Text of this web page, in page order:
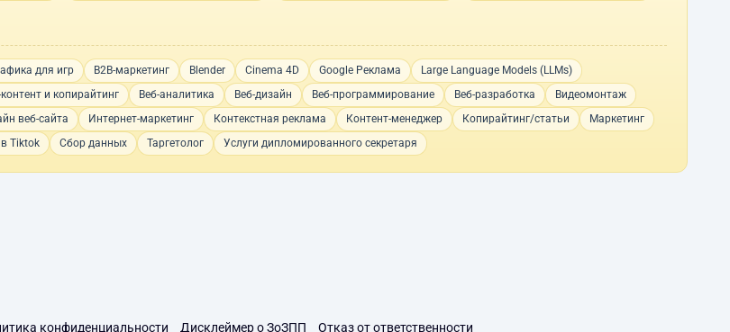
для игр B2B-маркетинг Blender Cinema 4D Google Реклама
Large Language Models (LLMs)
и копирайтинг Веб-аналитика Веб-дизайн Веб-программирование Веб-разработка
Видеомонтаж
веб-сайта Интернет-маркетинг Контекстная реклама Контент-менеджер Копирайтинг/статьи
Маркетинг
Tiktok Сбор данных Таргетолог Услуги дипломированного секретаря
конфиденциальности Дисклеймер о ЗоЗПП Отказ от ответственности